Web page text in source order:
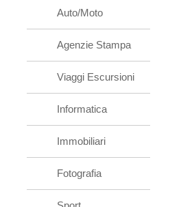
Auto/Moto
Agenzie Stampa
Viaggi Escursioni
Informatica
Immobiliari
Fotografia